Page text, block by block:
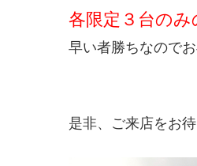
各限定３台のみ
早い者勝ちなのでお
是非、ご来店をお